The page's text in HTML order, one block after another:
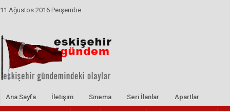
11 Ağustos 2016 Perşembe
Ana Sayfa İletişim Sinema Seri İlanlar Apartlar